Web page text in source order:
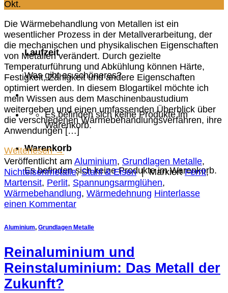
Laufzeit
Was gibt es schöneres?
Es befinden sich keine Produkte im
Warenkorb.
Warenkorb
Es befinden sich keine Produkte im Warenkorb.
Okt.
Die Wärmebehandlung von Metallen ist ein
wesentlicher Prozess in der Metallverarbeitung, der
die mechanischen und physikalischen Eigenschaften
von Metallen verändert. Durch gezielte
Temperaturführung und Abkühlung können Härte,
Festigkeit, Zähigkeit und andere Eigenschaften
optimiert werden. In diesem Blogartikel möchte ich
mein Wissen aus dem Maschinenbaustudium
weitergeben und einen umfassenden Überblick über
die verschiedenen Wärmebehandlungsverfahren, ihre
Anwendungen […]
Weiterlesen→
Veröffentlicht am Aluminium, Grundlagen Metalle,
Nichteisenmetalle,Stahl & Eisen | MarkiertFerrit,
Martensit, Perlit, Spannungsarmglühen,
Wärmebehandlung, Wärmedehnung Hinterlasse
einen Kommentar
Aluminium, Grundlagen Metalle
Reinaluminium und
Reinstaluminium: Das Metall der
Zukunft?